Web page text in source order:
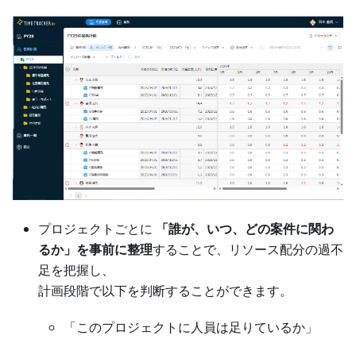
プロジェクトごとに
「誰が、いつ、どの案件に関わ
るか」を事前に整理することで、リソース配分の過不
足を把握し、
計画段階で以下を判断することができます。
「このプロジェクトに人員は足りているか」